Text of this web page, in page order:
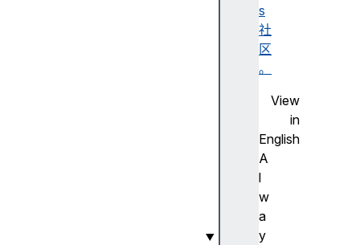
s
社
区
。
View
in
English
A
l
w
a
y